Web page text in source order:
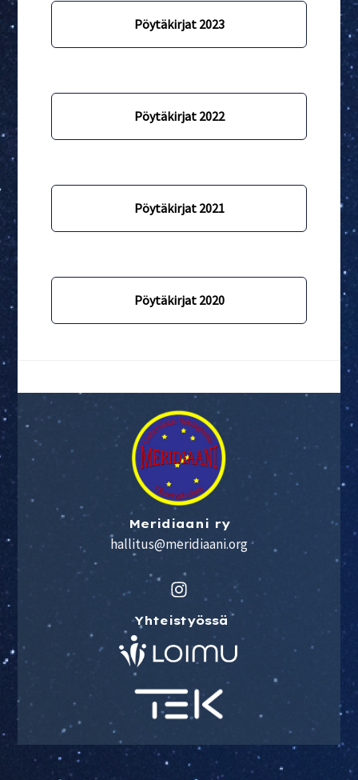
Pöytäkirjat 2023
Pöytäkirjat 2022
Pöytäkirjat 2021
Pöytäkirjat 2020
Meridiaani ry
hallitus@meridiaani.org
Yhteistyössä